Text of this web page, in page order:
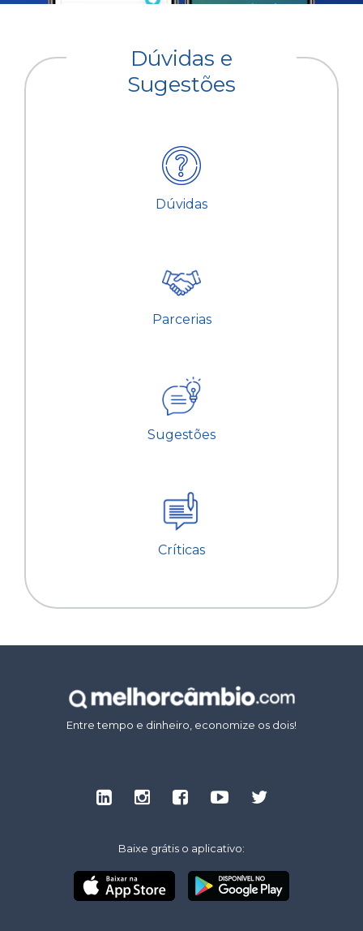
Dúvidas e
Sugestões
Dúvidas
Parcerias
Sugestões
Críticas
Entre tempo e dinheiro, economize os dois!
Baixe grátis o aplicativo: